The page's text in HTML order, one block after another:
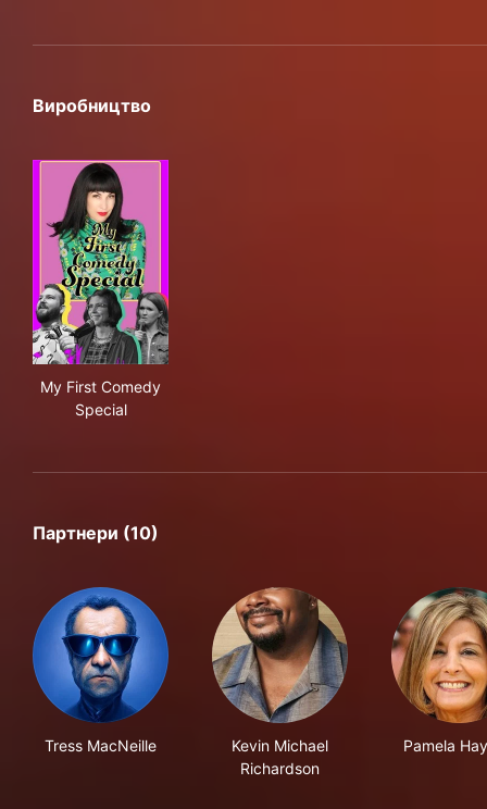
Виробництво
My First Comedy
Special
Партнери (10)
Tress MacNeille
Kevin Michael
Richardson
Pamela